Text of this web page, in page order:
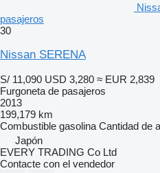
pasajeros
30
Nissan SERENA
S/ 11,090 USD 3,280 ≈ EUR 2,839
Furgoneta de pasajeros
2013
199,179 km
Combustible gasolina Cantidad de
Japón
EVERY TRADING Co Ltd
Contacte con el vendedor